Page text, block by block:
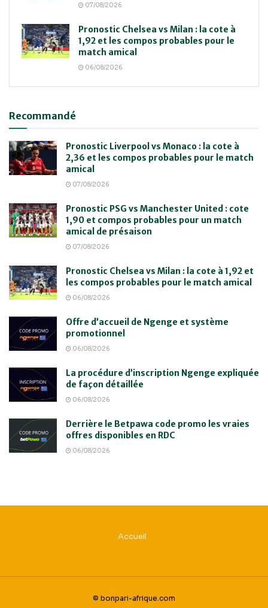
07/08/2026
Pronostic Chelsea vs Milan : la cote à
1,92 et les compos probables pour le
match amical
06/08/2026
Recommandé
Pronostic Liverpool vs Monaco : la cote à
2,36 et les compos probables pour le match
amical
07/08/2026
Pronostic PSG vs Manchester United : cote
1,90 et compos probables pour un match
amical de présaison
07/08/2026
Pronostic Chelsea vs Milan : la cote à 1,92 et
les compos probables pour le match amical
06/08/2026
Offre d’accueil de Ngenge et système
promotionnel
06/08/2026
La procédure d’inscription Ngenge expliquée
de façon détaillée
06/08/2026
Derrière le Betpawa code promo les vraies
offres disponibles en RDC
06/08/2026
Accueil
© bonpari-afrique.com